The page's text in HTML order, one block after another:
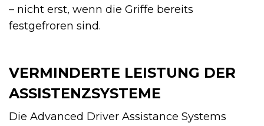
– nicht erst, wenn die Griffe bereits
festgefroren sind.
VERMINDERTE LEISTUNG DER
ASSISTENZSYSTEME
Die Advanced Driver Assistance Systems